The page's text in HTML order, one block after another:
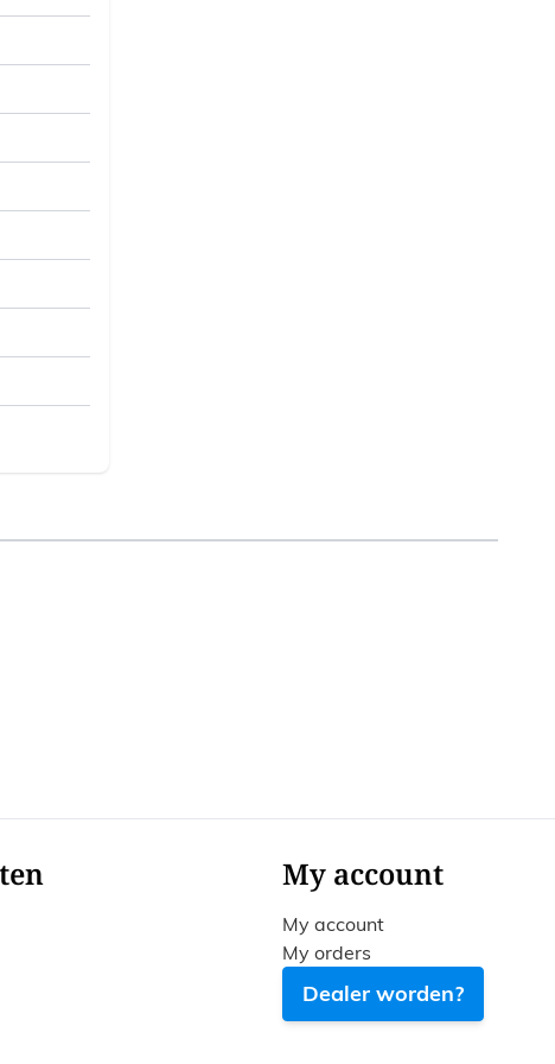
to carousel navigation using the skip links.
My account
My account
My orders
Dealer worden?